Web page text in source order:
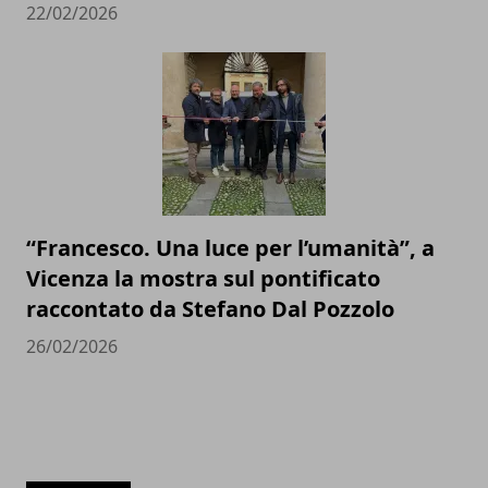
22/02/2026
“Francesco. Una luce per l’umanità”, a
Vicenza la mostra sul pontificato
raccontato da Stefano Dal Pozzolo
26/02/2026